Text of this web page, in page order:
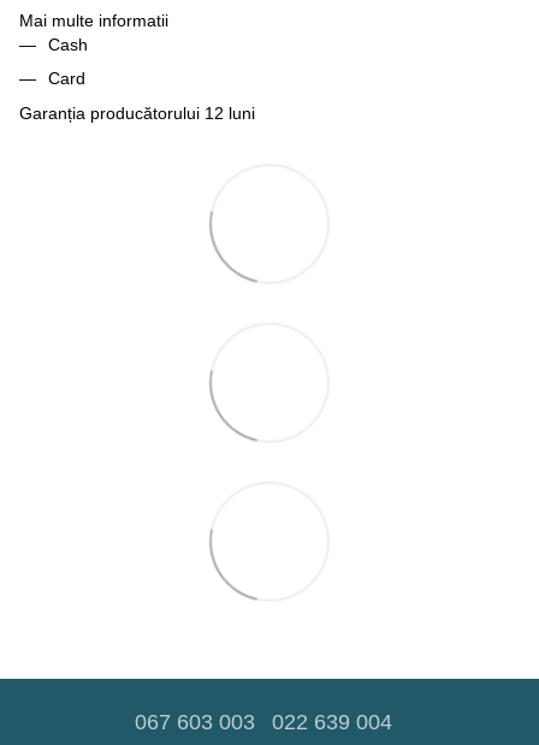
Mai multe informatii
Cash
Card
Garanția producătorului 12 luni
067 603 003 022 639 004